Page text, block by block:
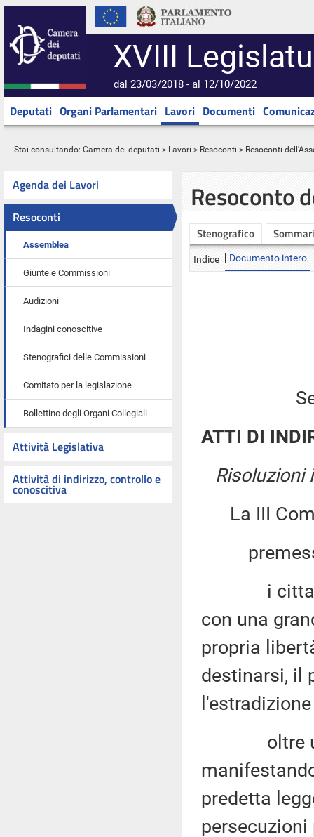
XVIII
dal 23/03/2018 - al 12/10/2022
Deputati Organi Parlamentari Lavori Documenti
Stai consultando: Camera dei deputati > Lavori > Resoconti > Resoconti
Agenda dei Lavori
Resoconti
Assemblea
Giunte e Commissioni
Audizioni
Indagini conoscitive
Stenografici delle Commissioni
Comitato per la legislazione
Bollettino degli Organi Collegiali
Attività Legislativa
Attività di indirizzo, controllo e
conoscitiva
Resoconto
Stenografico
Indice Documento intero
ATTI DI
Risoluzioni
La III
i cittadini
con una
propria
destinarsi, il
oltre un
predetta